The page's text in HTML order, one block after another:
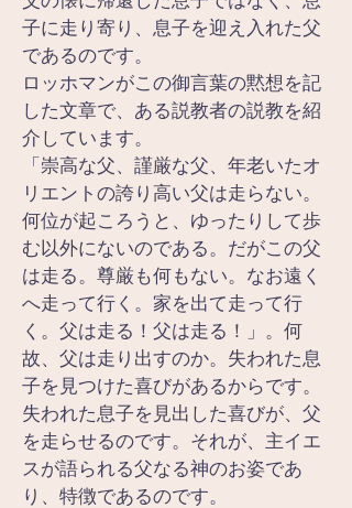
子に走り寄り、息子を迎え入れた父
であるのです。
ロッホマンがこの御言葉の黙想を記
した文章で、ある説教者の説教を紹
介しています。
「崇高な父、謹厳な父、年老いたオ
リエントの誇り高い父は走らない。
何位が起ころうと、ゆったりして歩
む以外にないのである。だがこの父
は走る。尊厳も何もない。なお遠く
へ走って行く。家を出て走って行
く。父は走る！父は走る！」。何
故、父は走り出すのか。失われた息
子を見つけた喜びがあるからです。
失われた息子を見出した喜びが、父
を走らせるのです。それが、主イエ
スが語られる父なる神のお姿であ
り、特徴であるのです。